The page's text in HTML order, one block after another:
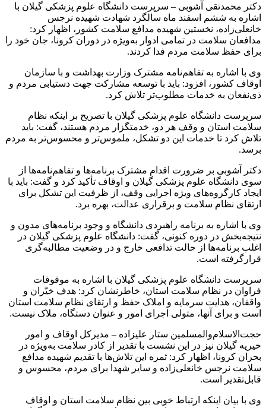
دکتر محمدتقی آشوبی – سرپرست دانشگاه علوم پزشکی گیلان با
اشاره به ششم اسفند ماه سالگرد شهادت شهیده نرجس
خانعلی‌زاده، نخستین شهیده مدافع سلامت کشور، اظهار کرد:
مدافعان سلامت در تمامی ادوار به‌ویژه در دوران کرونا، جان خود را
برای حفظ سلامت مردم فدا کردند.
وی با اشاره به تفاهم‌نامه مشترک وزارت بهداشت و با سازمان
اوقاف کشور، افزود: باید با توسعه مشارکت جهت دستیابی مردم و
ذی‌نفعان به خدمات مطلوب‌تر تلاش کرد.
سرپرست دانشگاه علوم پزشکی گیلان با تصریح بر اینکه نظام
سلامت استان و وقف هر دو، خدمتگزار مردم هستند، گفت: باید
تلاش کرد تا خدمات این دو تشکل، ملموس‌تر و محسوس‌تر به مردم
برسد.
دکتر آشوبی بر ضرورت اقدام مشترک برنامه‌ها و تفاهم‌نامه‌ها از
سوی دانشگاه علوم پزشکی گیلان و اوقاف تأکید کرد و گفت: باید با
ایجاد کارگروه‌های ویژه اجرایی وقف، از ظرفیت این تشکل برای
ارتقای نظام سلامت و برقراری عدالت، بهره برد.
وی با اشاره به برنامه راهبردی دانشگاه و وجود برنامه‌های مدون و
نتیجه‌بخش در دوره کنونی، گفت: دانشگاه علوم پزشکی گیلان در
اغلب برنامه‌ها از حالت تدافعی خارج و در وضعیت مطالبه‌گری
قرارگرفته است.
سرپرست دانشگاه علوم پزشکی گیلان با اشاره به موقوفات
فراوان در نظام سلامت استان، خاطرنشان کرد: هدف خیّران و
واقفان، هدایت سرمایه و املاک حفظ و ارتقای نظام سلامت استان
است و برای آنها، متولی اجرای امور و عنوان دستگاه، ملاک نیست.
حجت‌الاسلام‌والمسلمین ستار علیزاده – مدیرکل اوقاف و امور
خیریه گیلان نیز در این نشست با تقدیر از کادر سلامت به‌ویژه در
بحران کرونا، اظهار کرد: ثمره این تلاش‌ها با تقدیم شهیده مدافع
سلامت نرجس خانعلی‌زاده و سایر شهدا برای مردم، محسوس و
قابل‌تقدیر است.
وی با بیان اینکه ارتباط خوبی بین نظام سلامت استان و اوقاف